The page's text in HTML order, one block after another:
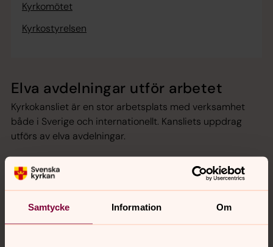
Samtycke Information Om
Kyrkomötet
Kyrkostyrelsen
Elva avdelningar utför arbetet
Kyrkokansliet är en stor arbetsplats med verksamhet
både i Sverige och internationellt. Kansliets uppdrag
utförs av elva avdelningar.
Avdelningen för fastigheter, kulturarv och